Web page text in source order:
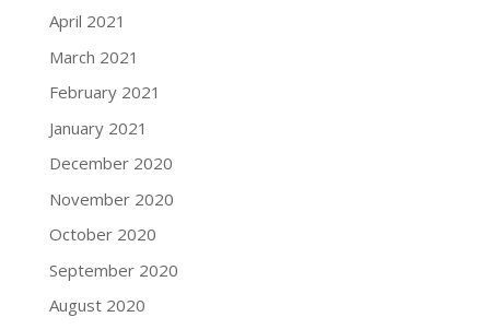
April 2021
March 2021
February 2021
January 2021
December 2020
November 2020
October 2020
September 2020
August 2020